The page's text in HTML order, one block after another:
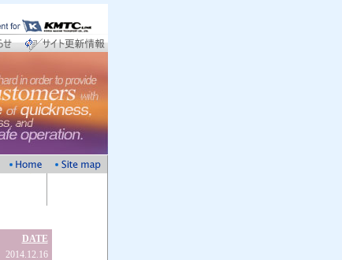
DATE
2014.12.16